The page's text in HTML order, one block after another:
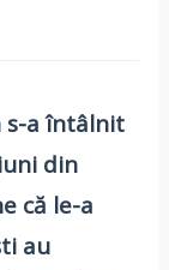
s-a întâlnit
din
că le-a
au